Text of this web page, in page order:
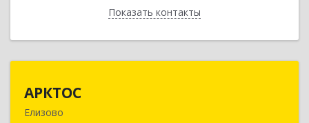
Показать контакты
Назад
АРКТОС
Елизово684036, Камчатский край, Елизовский р-н,